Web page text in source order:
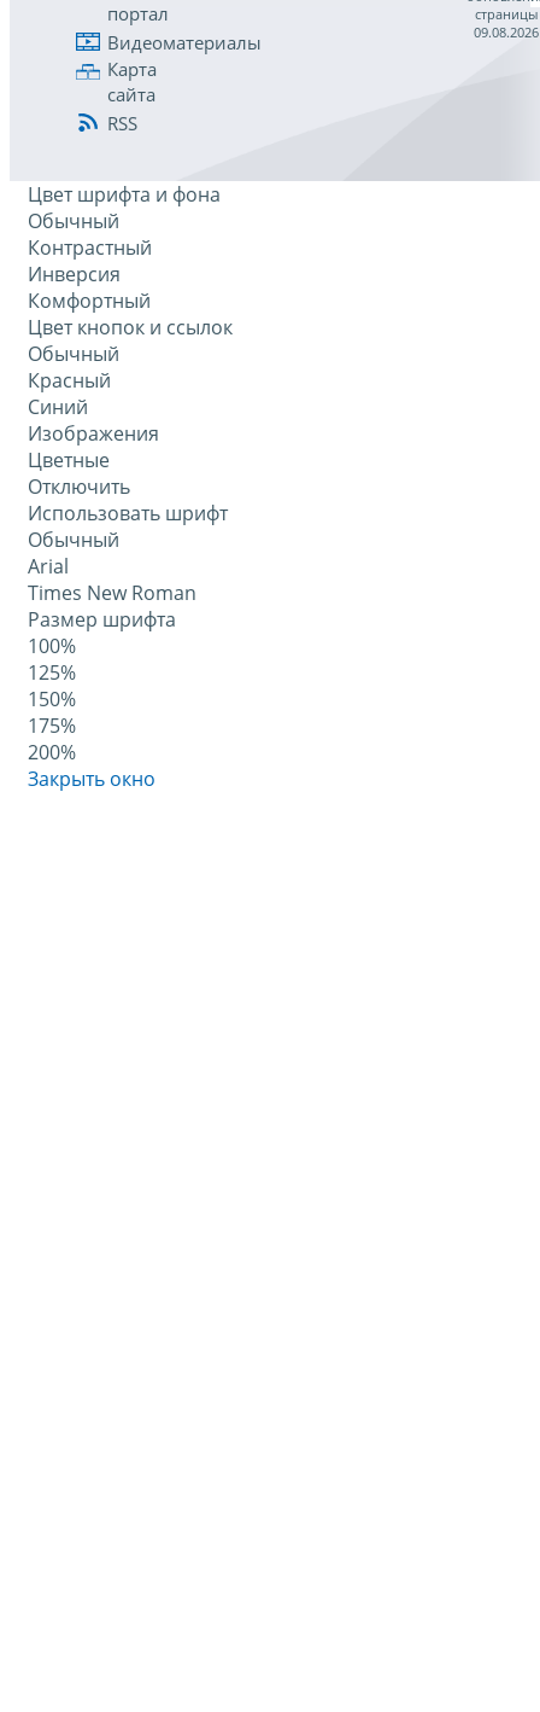
портал
Видеоматериалы
Карта
сайта
RSS
страницы
09.08.2026
Цвет шрифта и фона
Обычный
Контрастный
Инверсия
Комфортный
Цвет кнопок и ссылок
Обычный
Красный
Синий
Изображения
Цветные
Отключить
Использовать шрифт
Обычный
Arial
Times New Roman
Размер шрифта
100%
125%
150%
175%
200%
Закрыть окно